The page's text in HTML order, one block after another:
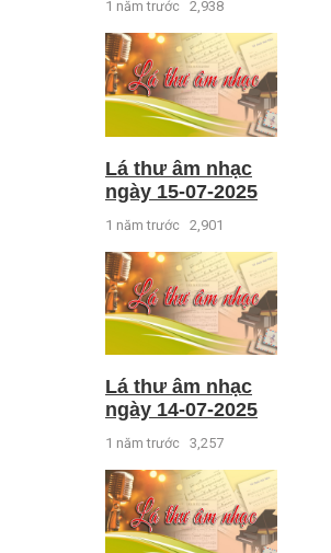
1 năm trước 2,938
Lá thư âm nhạc
ngày 15-07-2025
1 năm trước 2,901
Lá thư âm nhạc
ngày 14-07-2025
1 năm trước 3,257